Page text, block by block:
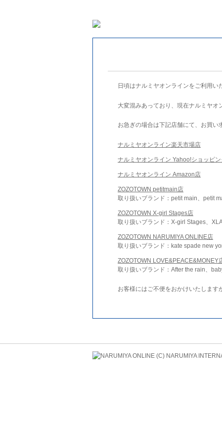
日頃はナルミヤオンラインをご利用い
大変混みあっており、現在ナルミヤオ
お急ぎの場合は下記店舗にて、お買い
ナルミヤオンライン楽天市場店
ナルミヤオンライン Yahoo!ショッピ
ナルミヤオンライン Amazon店
ZOZOTOWN petitmain店
取り扱いブランド：petit main、petit
ZOZOTOWN X-girl Stages店
取り扱いブランド：X-girl Stages、
ZOZOTOWN NARUMIYA ONLINE店
取り扱いブランド：kate spade new
ZOZOTOWN LOVE&PEACE&MONEY
取り扱いブランド：After the rain、
お客様にはご不便をおかけいたします